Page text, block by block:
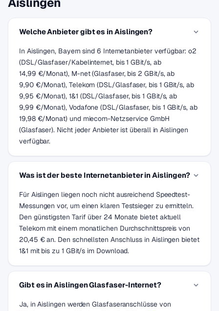
Welche Anbieter gibt es in Aislingen?
In Aislingen, Bayern sind 6 Internetanbieter verfügbar: o2
(DSL/Glasfaser/Kabelinternet, bis 1 GBit/s, ab
14,99 €/Monat), M-net (Glasfaser, bis 2 GBit/s, ab
9,90 €/Monat), Telekom (DSL/Glasfaser, bis 1 GBit/s, ab
9,95 €/Monat), 1&1 (DSL/Glasfaser, bis 1 GBit/s, ab
9,99 €/Monat), Vodafone (DSL/Glasfaser, bis 1 GBit/s, ab
19,98 €/Monat) und miecom-Netzservice GmbH
(Glasfaser). Nicht jeder Anbieter ist überall in Aislingen
verfügbar.
Was ist der beste Internetanbieter in Aislingen?
Für Aislingen liegen noch nicht ausreichend Speedtest-
Messungen vor, um einen klaren Testsieger zu ermitteln.
Den günstigsten Tarif über 24 Monate bietet aktuell
Telekom mit einem monatlichen Durchschnittspreis von
20,45 € an. Den schnellsten Anschluss in Aislingen bietet
1&1 mit bis zu 1 GBit/s im Download.
Gibt es in Aislingen Glasfaser-Internet?
Ja, in Aislingen werden Glasfaseranschlüsse von